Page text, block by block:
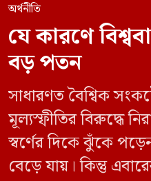
অর্থনীতি
যে কারণে
বড় পতন
সাধারণত বৈশ্বিক
মূল্যস্ফীতির বিরুদ্ধে
স্বর্ণের দিকে ঝুঁকে
বেড়ে যায়। কিন্তু